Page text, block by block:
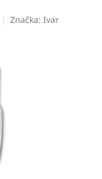
Značka: Ivar